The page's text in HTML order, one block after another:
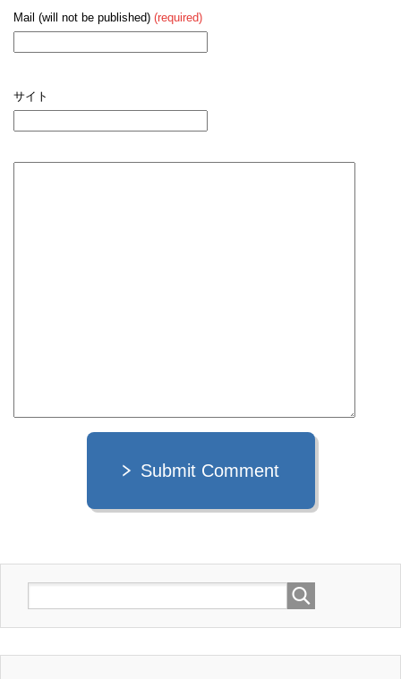
Mail (will not be published) (required)
サイト
Submit Comment